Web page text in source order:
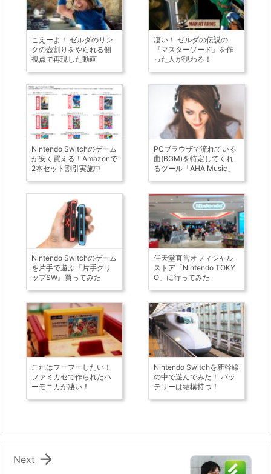
こえーよ！ ゼルダのリン
クの壺割りをやられる側
視点で再現した動画
凄い！ ゼルダの伝説の
『マスターソード』を作
った人が現わる！
Nintendo Switchのゲーム
が安く買える！Amazonで
2本セット割引実施中
PCブラウザで流れている
曲(BGM)を特定してくれ
るツール「AHA Music」
Nintendo Switchのゲーム
を片手で遊ぶ『片手グリ
ップSW』買ってみた
任天堂直営オフィシャル
ストア「Nintendo TOKY
O」に行ってみた
これはフーフーしたい！
ファミカセで作られたハ
ーモニカが凄い！
Nintendo Switchを新幹線
の中で遊んでみた！ バッ
テリーは結構持つ！

Next